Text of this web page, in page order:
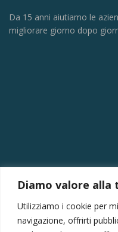
Diamo valore alla
Utilizziamo i cookie per
navigazione, offrirti
Da 15 anni aiutiamo le
migliorare giorno dopo
CONTATTI
+39 041430239